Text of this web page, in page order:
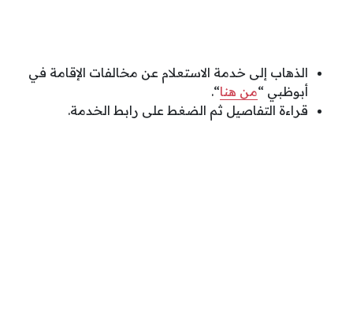
الذهاب إلى خدمة الاستعلام عن مخالفات الإقامة في
أبوظبي “من هنا“.
قراءة التفاصيل ثم الضغط على رابط الخدمة.